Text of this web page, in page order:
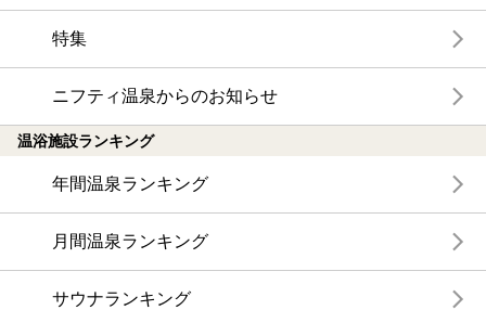
特集
ニフティ温泉からのお知らせ
温浴施設ランキング
年間温泉ランキング
月間温泉ランキング
サウナランキング